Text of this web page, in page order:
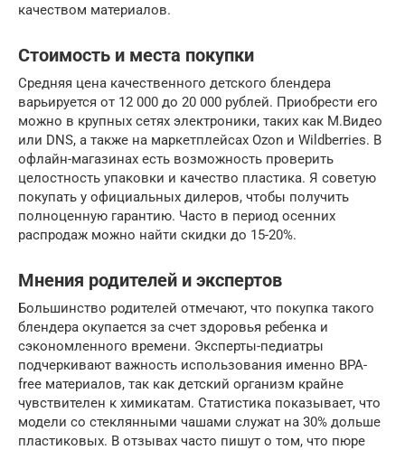
качеством материалов.
Стоимость и места покупки
Средняя цена качественного детского блендера
варьируется от 12 000 до 20 000 рублей. Приобрести его
можно в крупных сетях электроники, таких как М.Видео
или DNS, а также на маркетплейсах Ozon и Wildberries. В
офлайн-магазинах есть возможность проверить
целостность упаковки и качество пластика. Я советую
покупать у официальных дилеров, чтобы получить
полноценную гарантию. Часто в период осенних
распродаж можно найти скидки до 15-20%.
Мнения родителей и экспертов
Большинство родителей отмечают, что покупка такого
блендера окупается за счет здоровья ребенка и
сэкономленного времени. Эксперты-педиатры
подчеркивают важность использования именно BPA-
free материалов, так как детский организм крайне
чувствителен к химикатам. Статистика показывает, что
модели со стеклянными чашами служат на 30% дольше
пластиковых. В отзывах часто пишут о том, что пюре